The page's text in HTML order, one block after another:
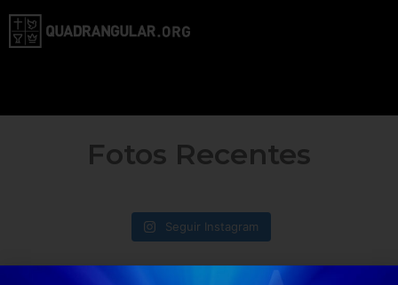
Fotos Recentes
Seguir Instagram